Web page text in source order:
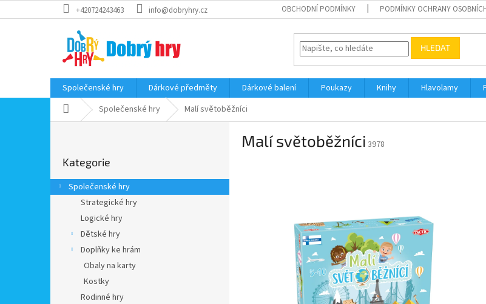
na
+420724243463 info@dobryhry.cz OBCHODNÍ PODMÍNKY PODMÍNKY OCHRANY
HLEDAT
Společenské hry Dárkové předměty Dárkové balení Poukazy Knihy Hlavolamy
Domů Společenské hry Malí světoběžníci
r
a
kategorie
Kategorie
Společenské hry
Strategické hry
Logické hry
Dětské hry
Doplňky ke hrám
Obaly na karty
Kostky
Rodinné hry
Malí světoběžníci 3978